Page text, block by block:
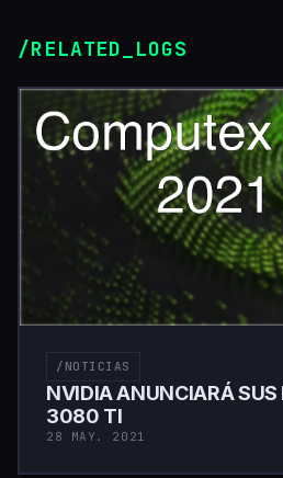
/RELATED_LOGS
/NOTICIAS
NVIDIA ANUNCIARÁ
3080 TI
28 MAY. 2021